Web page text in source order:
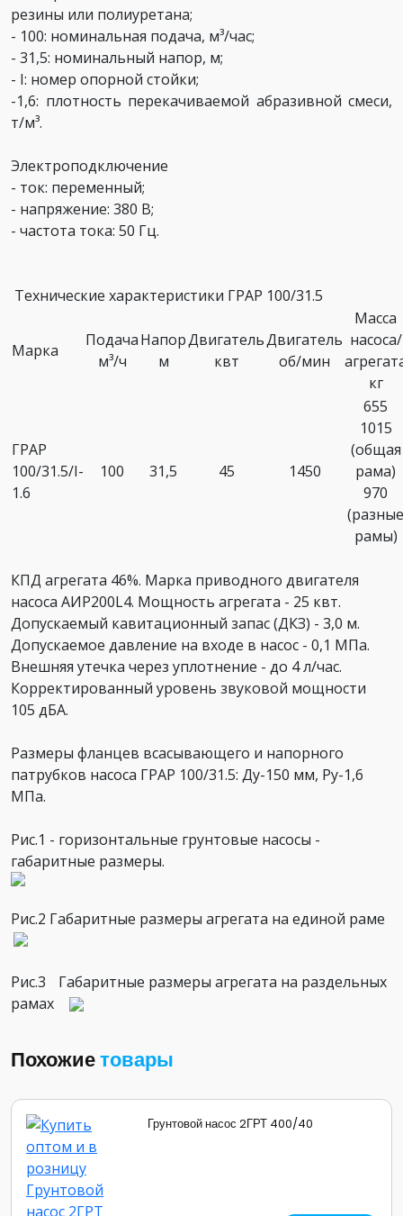
резины или полиуретана;
- 100: номинальная подача, м³/час;
- 31,5: номинальный напор, м;
- I: номер опорной стойки;
-1,6: плотность перекачиваемой абразивной смеси,
т/м³.
Электроподключение
- ток: переменный;
- напряжение: 380 В;
- частота тока: 50 Гц.
Технические характеристики ГРАР 100/31.5
Марка
Подача
м³/ч
Напор
м
Двигатель
квт
Двигатель
об/мин
Масса
насоса/
кг
ГРАР
100/31.5/I-
1.6
100 31,5 45 1450
655
1015
(общая
рама)
970
(разные
рамы)
КПД агрегата 46%. Марка приводного двигателя
насоса АИР200L4. Мощность агрегата - 25 квт.
Допускаемый кавитационный запас (ДКЗ) - 3,0 м.
Допускаемое давление на входе в насос - 0,1 МПа.
Внешняя утечка через уплотнение - до 4 л/час.
Корректированный уровень звуковой мощности
105 дБА.
Размеры фланцев всасывающего и напорного
патрубков насоса ГРАР 100/31.5: Ду-150 мм, Ру-1,6
МПа.
Рис.1 - горизонтальные грунтовые насосы -
габаритные размеры.
Рис.2 Габаритные размеры агрегата на единой раме
Рис.3
Габаритные размеры агрегата на раздельных
рамах
Похожиетовары
Грунтовой насос 2ГРТ 400/40